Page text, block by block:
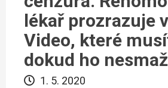
lékař prozrazuje
Video, které
dokud ho
1. 5. 2020